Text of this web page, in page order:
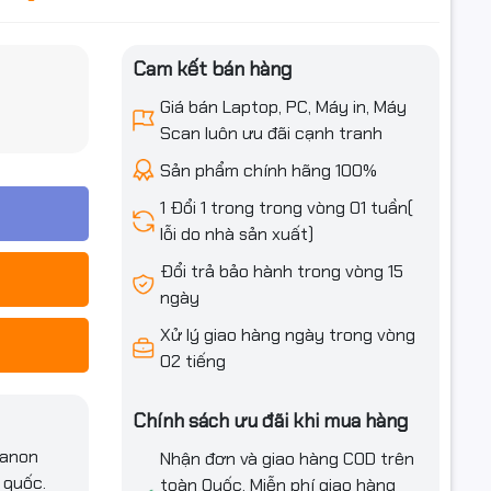
Cam kết bán hàng
Giá bán Laptop, PC, Máy in, Máy
Scan luôn ưu đãi cạnh tranh
Sản phẩm chính hãng 100%
1 Đổi 1 trong trong vòng 01 tuần(
lỗi do nhà sản xuất)
Đổi trả bảo hành trong vòng 15
ngày
Xử lý giao hàng ngày trong vòng
02 tiếng
Chính sách ưu đãi khi mua hàng
Nhận đơn và giao hàng COD trên
toàn Quốc. Miễn phí giao hàng
3055/
4370/4680
ưu đãi